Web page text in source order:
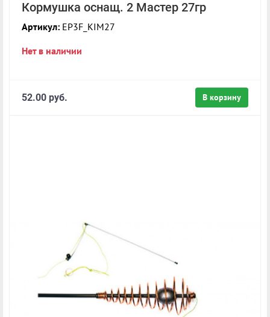
Кормушка оснащ. 2 Мастер 27гр
Артикул: EP3F_KIM27
Нет в наличии
В корзину
52.00 руб.